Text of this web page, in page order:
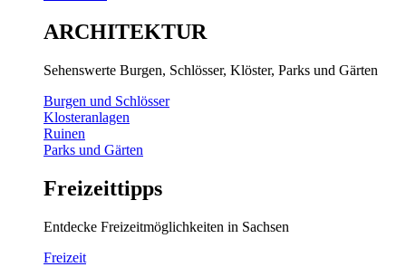
ARCHITEKTUR
Sehenswerte Burgen, Schlösser, Klöster, Parks und Gärten
Burgen und Schlösser
Klosteranlagen
Ruinen
Parks und Gärten
Freizeittipps
Entdecke Freizeitmöglichkeiten in Sachsen
Freizeit